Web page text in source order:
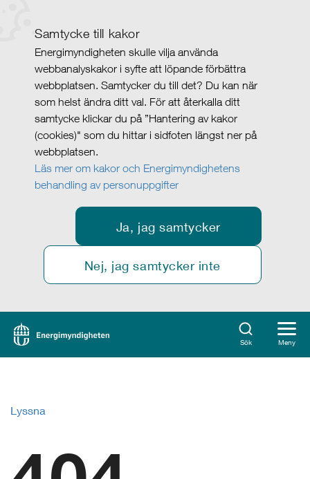
Samtycke till kakor
Energimyndigheten skulle vilja använda
webbanalyskakor i syfte att löpande förbättra
webbplatsen. Samtycker du till det? Du kan när
som helst ändra ditt val. För att återkalla ditt
samtycke klickar du på ”Hantering av kakor
(cookies)" som du hittar i sidfoten längst ner på
webbplatsen.
Läs mer om kakor och Energimyndighetens
behandling av personuppgifter
Ja, jag samtycker
Nej, jag samtycker inte
Sök Meny
Lyssna